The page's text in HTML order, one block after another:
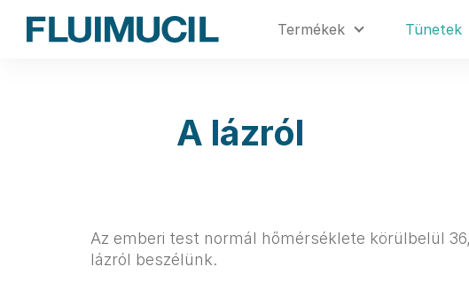
Termékek Tünetek
A lázról
Az emberi test normál hőmérséklete körülbelül
lázról beszélünk.